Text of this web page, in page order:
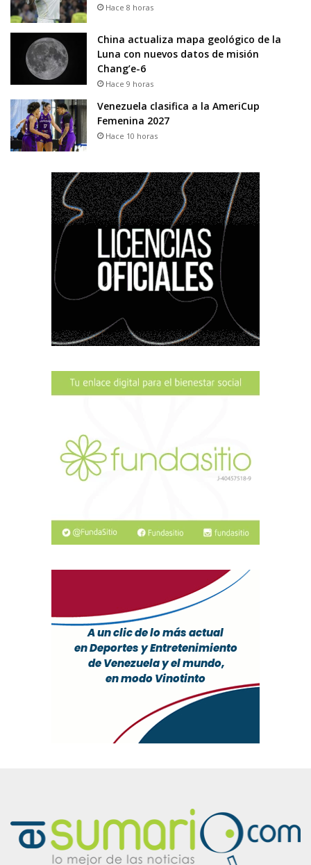
Hace 8 horas
China actualiza mapa geológico de la
Luna con nuevos datos de misión
Chang’e-6
Hace 9 horas
Venezuela clasifica a la AmeriCup
Femenina 2027
Hace 10 horas